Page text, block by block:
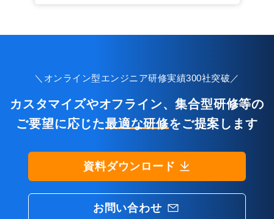
＼オンライン型エンジニア研修実績300社突破／
カスタマイズやオフライン、集合型研修等の
ご要望に応じた最適な研修をご提案します
資料ダウンロード
お問い合わせ